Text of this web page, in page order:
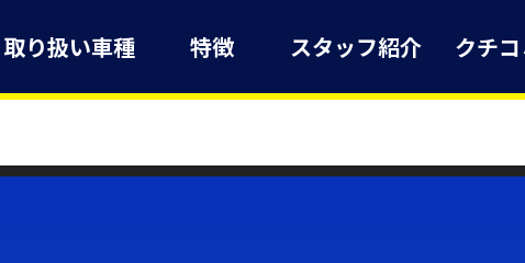
取り扱い車種 特徴 スタッフ紹介 クチ